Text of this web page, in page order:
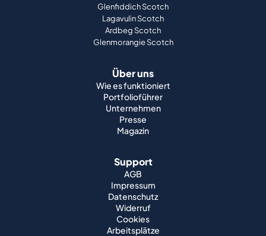
Glenfiddich Scotch
Lagavulin Scotch
Ardbeg Scotch
Glenmorangie Scotch
Über uns
Wie es funktioniert
Portfolioführer
Unternehmen
Presse
Magazin
Support
AGB
Impressum
Datenschutz
Widerruf
Cookies
Arbeitsplätze